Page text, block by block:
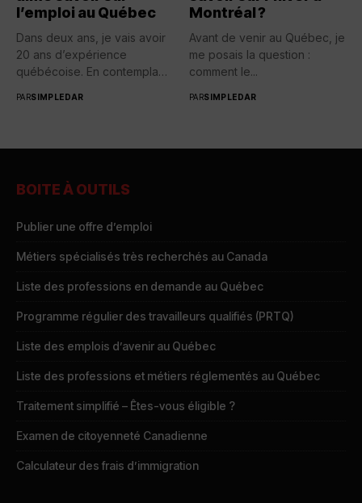
l’emploi au Québec
Dans deux ans, je vais avoir
20 ans d’expérience
québécoise. En contemplant
PARSIMPLEDAR
Montréal ?
Avant de venir au Québec, je
me posais la question :
comment le...
PARSIMPLEDAR
BOITE À OUTILS
Publier une offre d’emploi
Métiers spécialisés très recherchés au Canada
Liste des professions en demande au Québec
Programme régulier des travailleurs qualifiés (PRTQ)
Liste des emplois d’avenir au Québec
Liste des professions et métiers réglementés au Québec
Traitement simplifié – Êtes-vous éligible ?
Examen de citoyenneté Canadienne
Calculateur des frais d’immigration